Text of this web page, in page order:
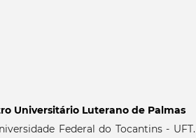
Universitário Luterano de Palmas
Federal do Tocantins - UFT.